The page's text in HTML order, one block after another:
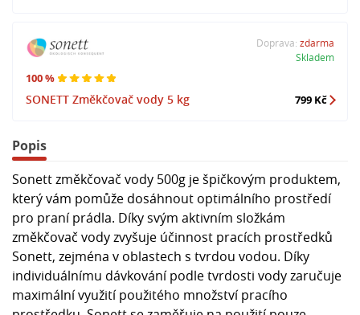
100 %
SONETT Změkčovač vody 5 kg
Doprava: zdarma
Skladem
799 Kč
Popis
Sonett změkčovač vody 500g je špičkovým produktem,
který vám pomůže dosáhnout optimálního prostředí
pro praní prádla. Díky svým aktivním složkám
změkčovač vody zvyšuje účinnost pracích prostředků
Sonett, zejména v oblastech s tvrdou vodou. Díky
individuálnímu dávkování podle tvrdosti vody zaručuje
maximální využití použitého množství pracího